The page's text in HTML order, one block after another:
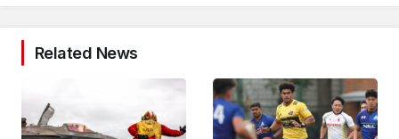
Related News